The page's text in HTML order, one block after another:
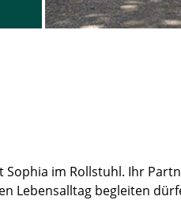
im Rollstuhl. Ihr
Lebensalltag begleiten